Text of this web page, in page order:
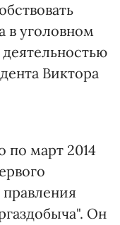
в уголовном
Виктора
по март 2014
Он